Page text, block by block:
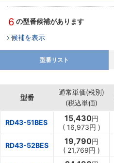
6 の型番候補があります
候補を表示
型番リスト
型番
通常単価(税別)
(税込単価)
RD43-51BES 15,430円
( 16,973円 )
RD43-52BES 19,790円
( 21,769円 )